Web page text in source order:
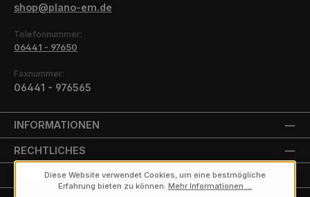
shop@plano-em.de
Telefonnummer:
06441 - 97650
Faxnummer:
06441 - 976565
INFORMATIONEN
RECHTLICHES
UNSERE PARTNER
Diese Website verwendet Cookies, um eine bestmögliche
Erfahrung bieten zu können. Mehr Informationen ...